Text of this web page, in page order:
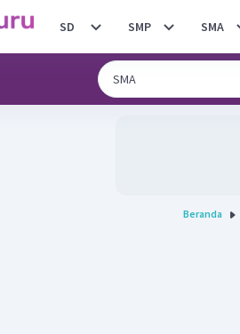
SD SMP SMA
Beranda